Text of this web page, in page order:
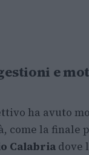
e
ha avuto
come la finale
Calabria dove